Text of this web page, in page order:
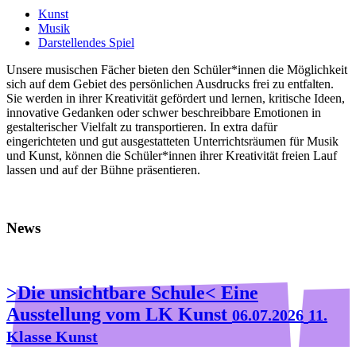
Kunst
Musik
Darstellendes Spiel
Unsere musischen Fächer bieten den Schüler*innen die Möglichkeit
sich auf dem Gebiet des persönlichen Ausdrucks frei zu entfalten.
Sie werden in ihrer Kreativität gefördert und lernen, kritische Ideen,
innovative Gedanken oder schwer beschreibbare Emotionen in
gestalterischer Vielfalt zu transportieren. In extra dafür
eingerichteten und gut ausgestatteten Unterrichtsräumen für Musik
und Kunst, können die Schüler*innen ihrer Kreativität freien Lauf
lassen und auf der Bühne präsentieren.
News
>Die unsichtbare Schule< Eine
Ausstellung vom LK Kunst 06.07.2026 11.
Klasse Kunst